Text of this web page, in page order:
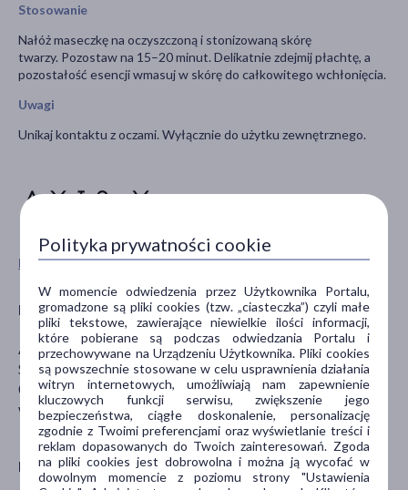
Pokaż wszystkie produkty AXIS-Y
Producent
Asia Master Trade Co., Ltd
Seolleung-ro 158-gil 13-16, Gangnam-gu
06014 Seoul, Republic of Korea
www.axis-y.com/pages/contact
Dystrybutor
Stosowanie
Nałóż maseczkę na oczyszczoną i stonizowaną skórę
twarzy. Pozostaw na 15–20 minut. Delikatnie zdejmij płachtę, a
pozostałość esencji wmasuj w skórę do całkowitego wchłonięcia.
Uwagi
Unikaj kontaktu z oczami. Wyłącznie do użytku zewnętrznego.
Polityka prywatności cookie
W momencie odwiedzenia przez Użytkownika Portalu,
gromadzone są pliki cookies (tzw. „ciasteczka”) czyli małe
pliki tekstowe, zawierające niewielkie ilości informacji,
które pobierane są podczas odwiedzania Portalu i
przechowywane na Urządzeniu Użytkownika. Pliki cookies
są powszechnie stosowane w celu usprawnienia działania
witryn internetowych, umożliwiają nam zapewnienie
kluczowych funkcji serwisu, zwiększenie jego
bezpieczeństwa, ciągłe doskonalenie, personalizację
zgodnie z Twoimi preferencjami oraz wyświetlanie treści i
reklam dopasowanych do Twoich zainteresowań. Zgoda
na pliki cookies jest dobrowolna i można ją wycofać w
dowolnym momencie z poziomu strony "Ustawienia